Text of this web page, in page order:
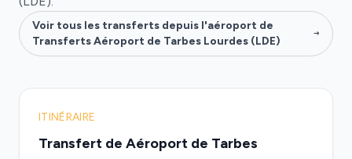
Voir tous les transferts depuis l'aéroport de
Transferts Aéroport de Tarbes Lourdes (LDE)
ITINÉRAIRE
Transfert de Aéroport de Tarbes